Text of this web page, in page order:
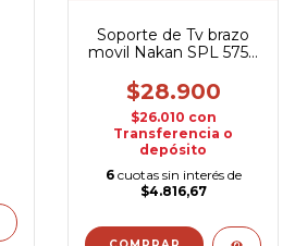
Soporte de Tv brazo
movil Nakan SPL 575E
$28.900
$26.010 con
Transferencia o
depósito
6 cuotas sin interés de
$4.816,67